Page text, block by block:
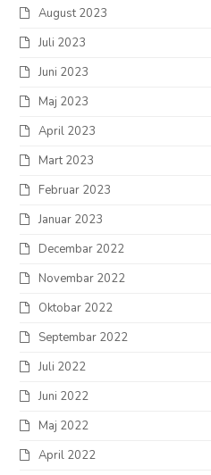
August 2023
Juli 2023
Juni 2023
Maj 2023
April 2023
Mart 2023
Februar 2023
Januar 2023
Decembar 2022
Novembar 2022
Oktobar 2022
Septembar 2022
Juli 2022
Juni 2022
Maj 2022
April 2022